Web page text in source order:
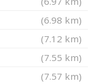
(6.98 km)
(7.12 km)
(7.55 km)
(7.57 km)